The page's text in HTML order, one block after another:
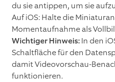
du sie antippen, um sie
Auf iOS: Halte die
Momentaufnahme als
Wichtiger Hinweis:In den
Schaltfläche für den
damit Videovorschau-
funktionieren.